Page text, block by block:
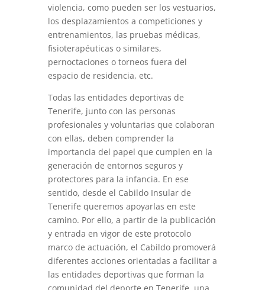
violencia, como pueden ser los vestuarios,
los desplazamientos a competiciones y
entrenamientos, las pruebas médicas,
fisioterapéuticas o similares,
pernoctaciones o torneos fuera del
espacio de residencia, etc.
Todas las entidades deportivas de
Tenerife, junto con las personas
profesionales y voluntarias que colaboran
con ellas, deben comprender la
importancia del papel que cumplen en la
generación de entornos seguros y
protectores para la infancia. En ese
sentido, desde el Cabildo Insular de
Tenerife queremos apoyarlas en este
camino. Por ello, a partir de la publicación
y entrada en vigor de este protocolo
marco de actuación, el Cabildo promoverá
diferentes acciones orientadas a facilitar a
las entidades deportivas que forman la